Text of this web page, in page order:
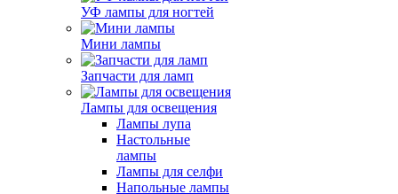
УФ лампы для ногтей
Мини лампы
Запчасти для ламп
Лампы для освещения
Лампы лупа
Настольные
лампы
Лампы для селфи
Напольные лампы